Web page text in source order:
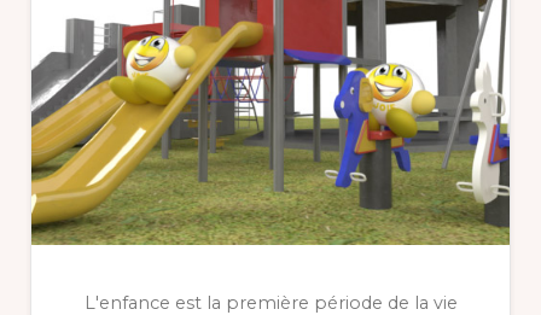
L'enfance est la première période de la vie